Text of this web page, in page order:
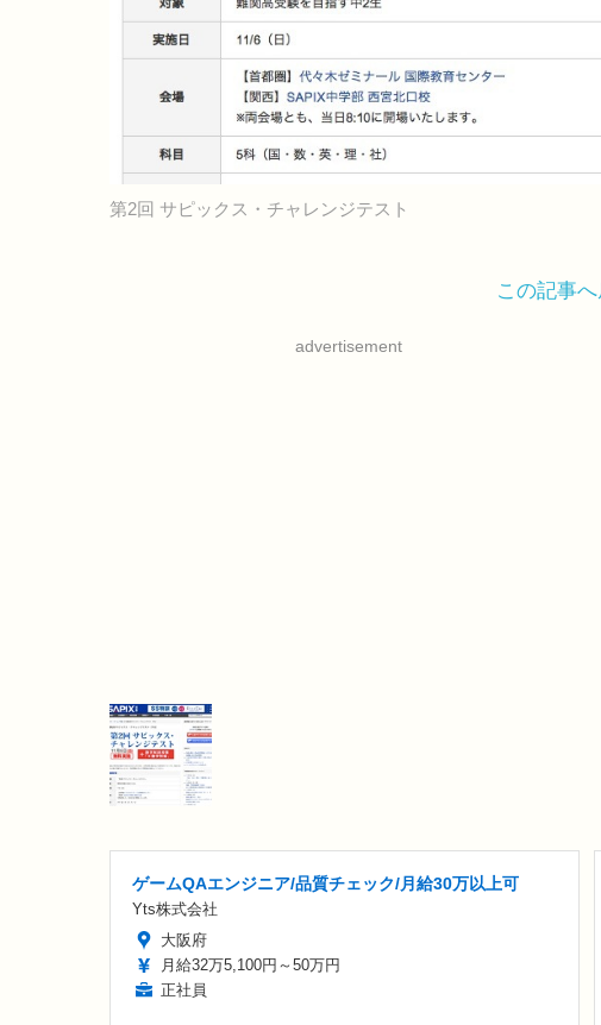
第2回 サピックス・チャレンジテスト
この記事
advertisement
ゲームQAエンジニア/品質チェック/月給30万以上可
Yts株式会社
大阪府
月給32万5,100円～50万円
正社員